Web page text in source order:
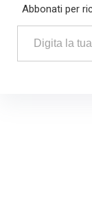
Abbonati per
Digita la tua e-mail...